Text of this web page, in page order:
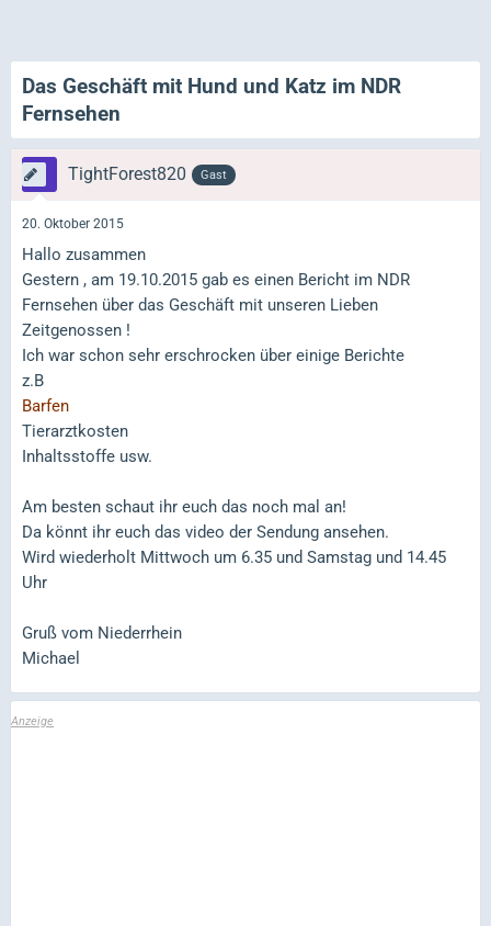
Das Geschäft mit Hund und Katz im NDR
Fernsehen
TightForest820 Gast
20. Oktober 2015
Hallo zusammen
Gestern , am 19.10.2015 gab es einen Bericht im NDR
Fernsehen über das Geschäft mit unseren Lieben
Zeitgenossen !
Ich war schon sehr erschrocken über einige Berichte
z.B
Barfen
Tierarztkosten
Inhaltsstoffe usw.
Am besten schaut ihr euch das noch mal an!
Da könnt ihr euch das video der Sendung ansehen.
Wird wiederholt Mittwoch um 6.35 und Samstag und 14.45
Uhr
Gruß vom Niederrhein
Michael